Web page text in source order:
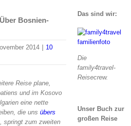
Bosnien-
2014
10
Reise plane,
und im Kosovo
eine nette
die uns übers
, springt zum zweiten
Das sind wir:
Die
family4travel-
Reisecrew.
Unser Buch zur
großen Reise